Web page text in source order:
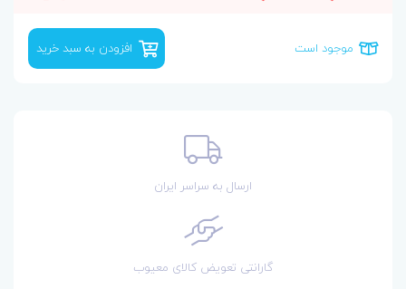
موجود است افزودن به سبد خرید
ارسال به سراسر ایران
گارانتی تعویض کالای معیوب